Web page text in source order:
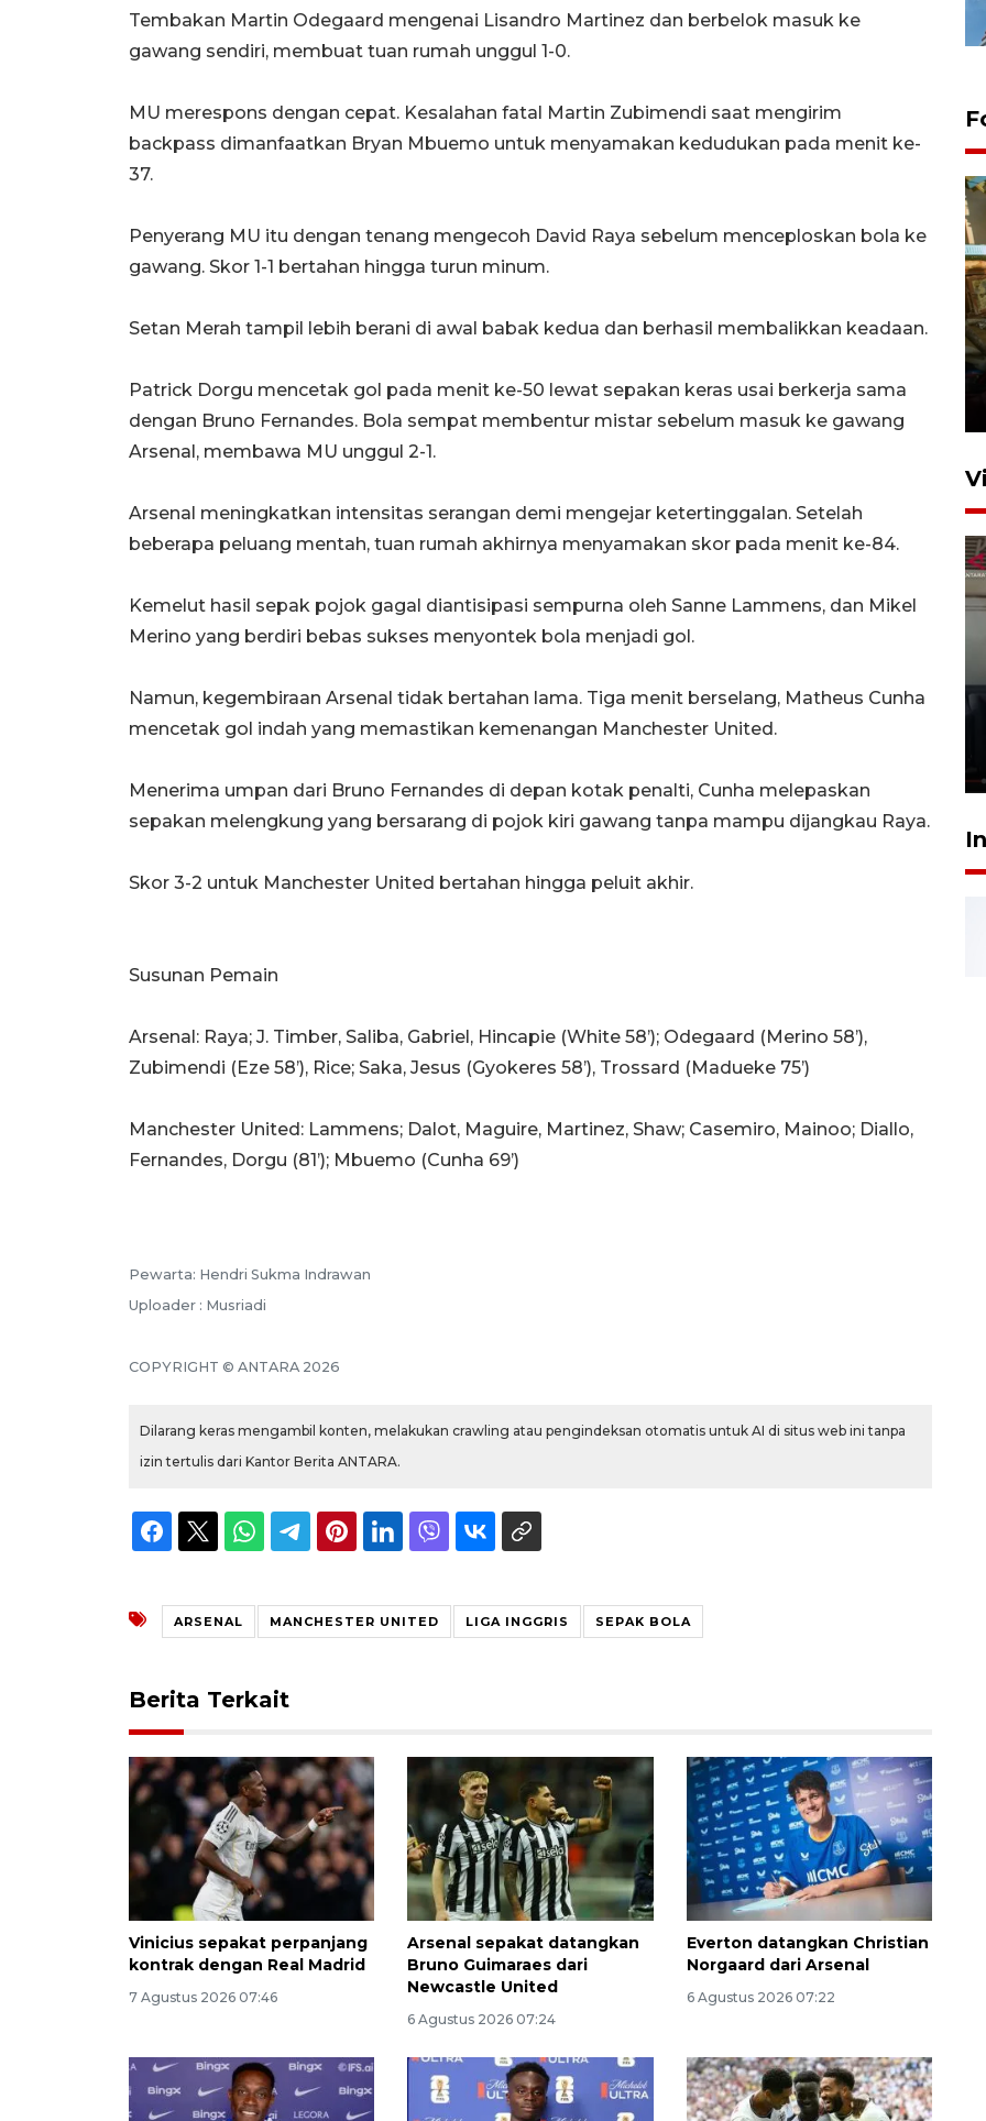
Tembakan Martin Odegaard mengenai Lisandro Martinez dan berbelok masuk ke
gawang sendiri, membuat tuan rumah unggul 1-0.
MU merespons dengan cepat. Kesalahan fatal Martin Zubimendi saat mengirim
backpass dimanfaatkan Bryan Mbuemo untuk menyamakan kedudukan pada menit ke-
37.
Penyerang MU itu dengan tenang mengecoh David Raya sebelum menceploskan bola ke
gawang. Skor 1-1 bertahan hingga turun minum.
Setan Merah tampil lebih berani di awal babak kedua dan berhasil membalikkan keadaan.
Patrick Dorgu mencetak gol pada menit ke-50 lewat sepakan keras usai berkerja sama
dengan Bruno Fernandes. Bola sempat membentur mistar sebelum masuk ke gawang
Arsenal, membawa MU unggul 2-1.
Arsenal meningkatkan intensitas serangan demi mengejar ketertinggalan. Setelah
beberapa peluang mentah, tuan rumah akhirnya menyamakan skor pada menit ke-84.
Kemelut hasil sepak pojok gagal diantisipasi sempurna oleh Sanne Lammens, dan Mikel
Merino yang berdiri bebas sukses menyontek bola menjadi gol.
Namun, kegembiraan Arsenal tidak bertahan lama. Tiga menit berselang, Matheus Cunha
mencetak gol indah yang memastikan kemenangan Manchester United.
Menerima umpan dari Bruno Fernandes di depan kotak penalti, Cunha melepaskan
sepakan melengkung yang bersarang di pojok kiri gawang tanpa mampu dijangkau Raya.
Skor 3-2 untuk Manchester United bertahan hingga peluit akhir.
Susunan Pemain
Arsenal: Raya; J. Timber, Saliba, Gabriel, Hincapie (White 58’); Odegaard (Merino 58’),
Zubimendi (Eze 58’), Rice; Saka, Jesus (Gyokeres 58’), Trossard (Madueke 75’)
Manchester United: Lammens; Dalot, Maguire, Martinez, Shaw; Casemiro, Mainoo; Diallo,
Fernandes, Dorgu (81’); Mbuemo (Cunha 69’)
Pewarta: Hendri Sukma Indrawan
Uploader : Musriadi
COPYRIGHT © ANTARA 2026
Dilarang keras mengambil konten, melakukan crawling atau pengindeksan otomatis untuk AI di situs web ini tanpa
izin tertulis dari Kantor Berita ANTARA.
ARSENAL MANCHESTER UNITED LIGA INGGRIS SEPAK BOLA
Berita Terkait
Vinicius sepakat perpanjang
kontrak dengan Real Madrid
7 Agustus 2026 07:46
Arsenal sepakat datangkan
Bruno Guimaraes dari
Newcastle United
6 Agustus 2026 07:24
Everton datangkan Christian
Norgaard dari Arsenal
6 Agustus 2026 07:22
15 Juli 2026 14:05
Ledakan rumah di Grand
Polonia Medan diduga akibat
kebocoran gas - VIDEO